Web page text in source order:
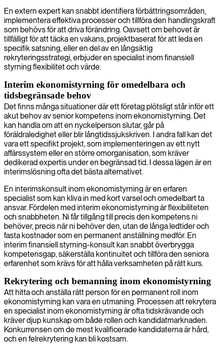
En extern expert kan snabbt identifiera förbättringsområden,
implementera effektiva processer och tillföra den handlingskraft
som behövs för att driva förändring. Oavsett om behovet är
tillfälligt för att täcka en vakans, projektbaserat för att leda en
specifik satsning, eller en del av en långsiktig
rekryteringsstrategi, erbjuder en specialist inom finansiell
styrning flexibilitet och värde.
Interim ekonomistyrning för omedelbara och
tidsbegränsade behov
Det finns många situationer där ett företag plötsligt står inför ett
akut behov av senior kompetens inom ekonomistyrning. Det
kan handla om att en nyckelperson slutar, går på
föräldraledighet eller blir långtidssjukskriven. I andra fall kan det
vara ett specifikt projekt, som implementeringen av ett nytt
affärssystem eller en större omorganisation, som kräver
dedikerad expertis under en begränsad tid. I dessa lägen är en
interimslösning ofta det bästa alternativet.
En interimskonsult inom ekonomistyrning är en erfaren
specialist som kan kliva in med kort varsel och omedelbart ta
ansvar. Fördelen med interim ekonomistyrning är flexibiliteten
och snabbheten. Ni får tillgång till precis den kompetens ni
behöver, precis när ni behöver den, utan de långa ledtider och
fasta kostnader som en permanent anställning medför. En
interim finansiell styrning-konsult kan snabbt överbrygga
kompetensgap, säkerställa kontinuitet och tillföra den seniora
erfarenhet som krävs för att hålla verksamheten på rätt kurs.
Rekrytering och bemanning inom ekonomistyrning
Att hitta och anställa rätt person för en permanent roll inom
ekonomistyrning kan vara en utmaning. Processen att rekrytera
en specialist inom ekonomistyrning är ofta tidskrävande och
kräver djup kunskap om både rollen och kandidatmarknaden.
Konkurrensen om de mest kvalificerade kandidaterna är hård,
och en felrekrytering kan bli kostsam.